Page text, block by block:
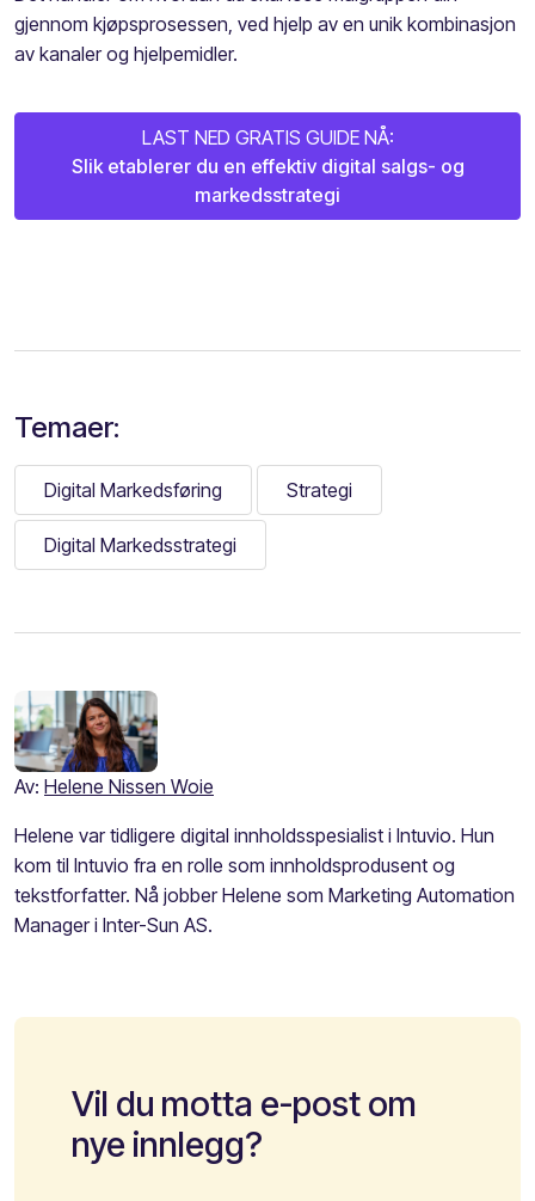
gjennom kjøpsprosessen, ved hjelp av en unik kombinasjon
av kanaler og hjelpemidler.
LAST NED GRATIS GUIDE NÅ:
Slik etablerer du en effektiv digital salgs- og
markedsstrategi
Temaer:
Digital Markedsføring Strategi
Digital Markedsstrategi
Av: Helene Nissen Woie
Helene var tidligere digital innholdsspesialist i Intuvio. Hun
kom til Intuvio fra en rolle som innholdsprodusent og
tekstforfatter. Nå jobber Helene som Marketing Automation
Manager i Inter-Sun AS.
Vil du motta e-post om
nye innlegg?